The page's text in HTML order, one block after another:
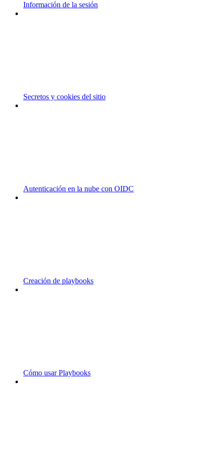
Información de la sesión
Secretos y cookies del sitio
Autenticación en la nube con OIDC
Creación de playbooks
Cómo usar Playbooks